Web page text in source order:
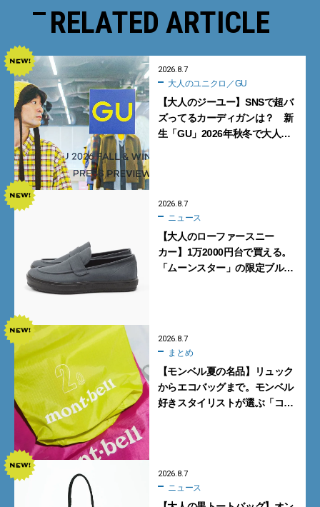
RELATED ARTICLE
2026.8.7
大人のユニクロ／GU
【大人のジーユー】SNSで超バ
ズってるカーディガンは？ 新
生「GU」2026年秋冬で大人メ
2026.8.7
ニュース
【大人のローファースニー
カー】1万2000円台で買える。
「ムーンスター」の限定ブルー
2026.8.7
まとめ
【モンベル夏の名品】リュック
からエコバッグまで。モンベル
好きスタイリストが選ぶ「コス
2026.8.7
ニュース